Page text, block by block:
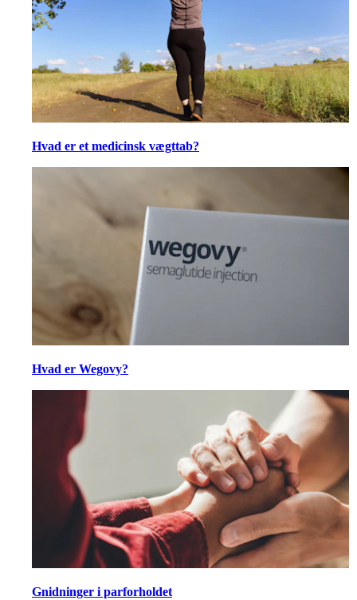
Hvad er et medicinsk vægttab?
Hvad er Wegovy?
Gnidninger i parforholdet